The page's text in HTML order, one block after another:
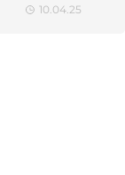
10.04.25